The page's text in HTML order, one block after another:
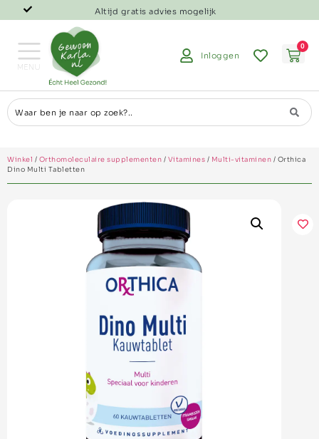
Altijd gratis advies mogelijk
Inloggen
0
Winkel / Orthomoleculaire supplementen / Vitamines / Multi-vitaminen / Orthica
Dino Multi Tabletten